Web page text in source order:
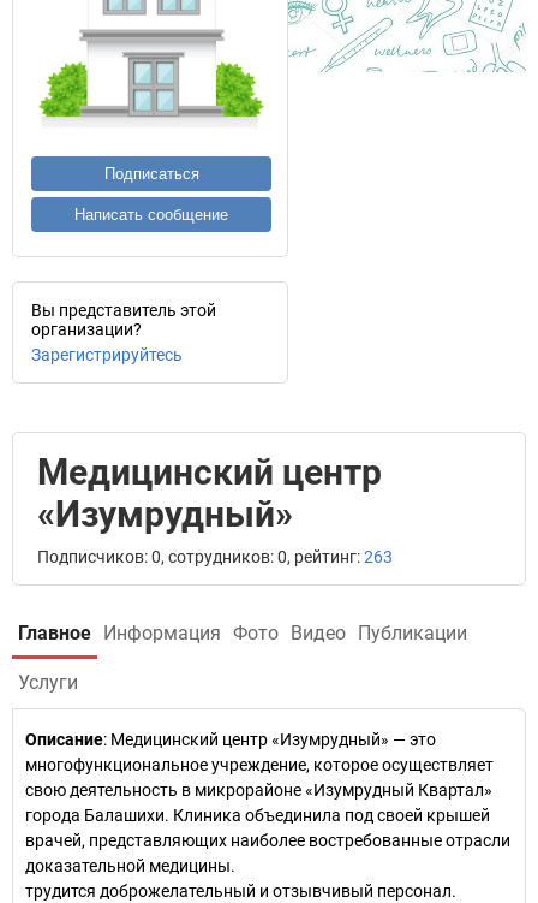
Подписаться
Написать сообщение
Вы представитель этой
организации?
Зарегистрируйтесь
Медицинский центр
«Изумрудный»
Подписчиков: 0, сотрудников: 0, рейтинг:263
Главное Информация Фото Видео Публикации
Услуги
Описание: Медицинский центр «Изумрудный» — это
многофункциональное учреждение, которое осуществляет
свою деятельность в микрорайоне «Изумрудный Квартал»
города Балашихи. Клиника объединила под своей крышей
врачей, представляющих наиболее востребованные отрасли
доказательной медицины.
трудится доброжелательный и отзывчивый персонал.